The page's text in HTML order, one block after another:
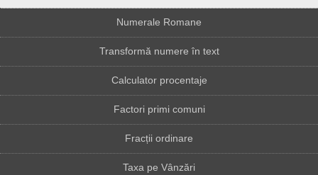
Numerale Romane
Transformă numere în text
Calculator procentaje
Factori primi comuni
Fracții ordinare
Taxa pe Vânzări